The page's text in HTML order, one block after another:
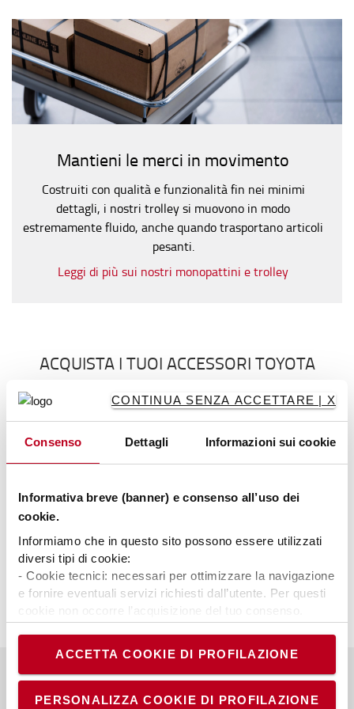
CONTINUA SENZA ACCETTARE | X
Consenso Dettagli Informazioni sui cookie
Informativa breve (banner) e consenso all’uso dei
cookie.
Informiamo che in questo sito possono essere utilizzati
diversi tipi di cookie:
- Cookie tecnici: necessari per ottimizzare la navigazione
e fornire eventuali servizi richiesti dall’utente. Per questi
cookie non occorre l’acquisizione del tuo consenso.
aggregate, al fine di ottimizzare il sito. Per questi cookie
non occorre l’acquisizione del tuo consenso.
- Cookie di profilazione/marketing: sono utilizzati, solo
ACCETTA COOKIE DI PROFILAZIONE
PERSONALIZZA COOKIE DI PROFILAZIONE
Mantieni le merci in movimento
Costruiti con qualità e funzionalità fin nei minimi
dettagli, i nostri trolley si muovono in modo
estremamente fluido, anche quando trasportano articoli
pesanti.
Leggi di più sui nostri monopattini e trolley
ACQUISTA I TUOI ACCESSORI TOYOTA
Il nostro nuovo shop online di Accessori offre
un'ampia selezione di articoli. Sfoglia e
acquistaarticoli da esterno
articoli da interno,articoli di lavoro di magazzino
articoli stagionali
nelToyota fanshop.
A proposito di Toyota